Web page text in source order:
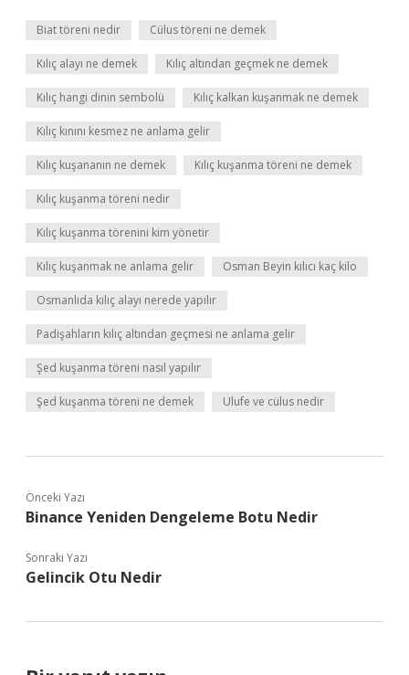
Biat töreni nedir Cülus töreni ne demek
Kılıç alayı ne demek Kılıç altından geçmek ne demek
Kılıç hangi dinin sembolü Kılıç kalkan kuşanmak ne demek
Kılıç kınını kesmez ne anlama gelir
Kılıç kuşananın ne demek Kılıç kuşanma töreni ne demek
Kılıç kuşanma töreni nedir
Kılıç kuşanma törenini kim yönetir
Kılıç kuşanmak ne anlama gelir Osman Beyin kılıcı kaç kilo
Osmanlıda kılıç alayı nerede yapılır
Padişahların kılıç altından geçmesi ne anlama gelir
Şed kuşanma töreni nasıl yapılır
Şed kuşanma töreni ne demek Ulufe ve cülus nedir
Önceki Yazı
Binance Yeniden Dengeleme Botu Nedir
Sonraki Yazı
Gelincik Otu Nedir